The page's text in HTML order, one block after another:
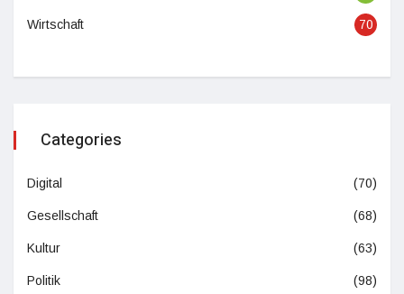
Wirtschaft 70
Categories
Digital (70)
Gesellschaft (68)
Kultur (63)
Politik (98)